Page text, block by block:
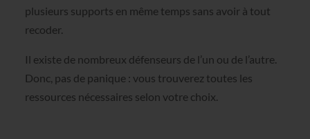
plusieurs supports en même temps sans avoir à tout
recoder.
Il existe de nombreux défenseurs de l’un ou de l’autre.
Donc, pas de panique : vous trouverez toutes les
ressources nécessaires selon votre choix.